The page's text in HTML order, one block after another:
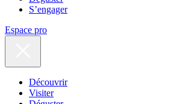
S’engager
Espace pro
Découvrir
Visiter